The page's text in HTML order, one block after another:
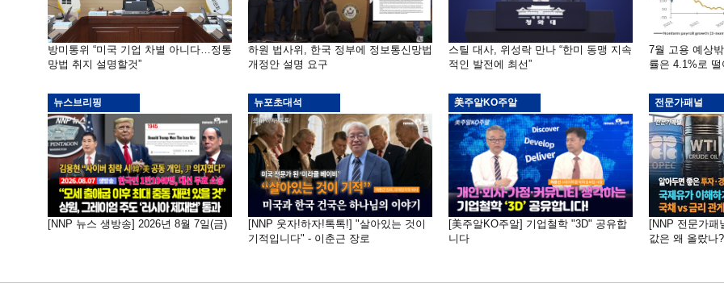
방미통위 “미국 기업 차별 아니다…정통
망법 취지 설명할것”
하원 법사위, 한국 정부에 정보통신망법
개정안 설명 요구
스틸 대사, 위성락 만나 “한미 동맹 지속
적인 발전에 최선”
7월 고용 예상
률은 4.1%로 떨
뉴스브리핑
[NNP 뉴스 생방송] 2026년 8월 7일(금)
뉴포초대석
[NNP 웃자!하자!톡톡!] "살아있는 것이
기적입니다" - 이춘근 장로
美주알KO주알
[美주알KO주알] 기업철학 "3D" 공유합
니다
전문가패널
[NNP 전문가패
값은 왜 올랐